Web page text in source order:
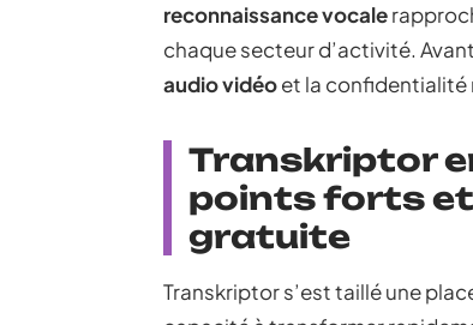
reconnaissance vocale
chaque secteur d’activité.
audio vidéoet la confidentialité
Transkriptor
points forts et
gratuite
Transkriptor s’est taillé une